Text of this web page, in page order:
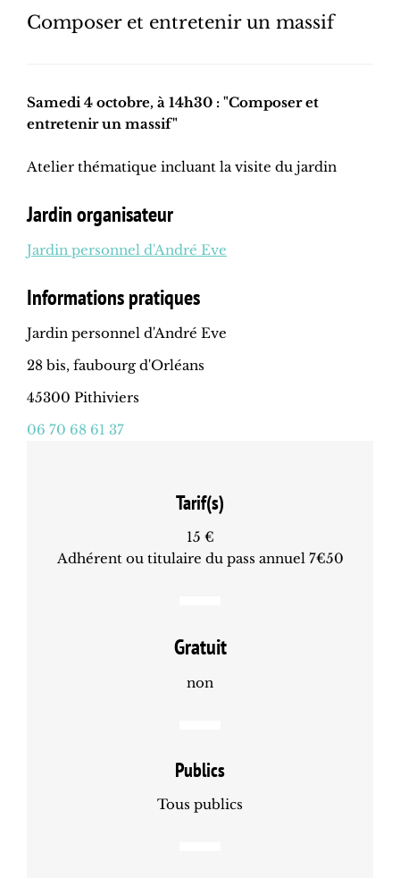
Composer et entretenir un massif
Samedi 4 octobre, à 14h30 : "Composer et
entretenir un massif"
Atelier thématique incluant la visite du jardin
Jardin organisateur
Jardin personnel d'André Eve
Informations pratiques
Jardin personnel d'André Eve
28 bis, faubourg d'Orléans
45300 Pithiviers
06 70 68 61 37
Tarif(s)
15 €
Adhérent ou titulaire du pass annuel 7€50
Gratuit
non
Publics
Tous publics